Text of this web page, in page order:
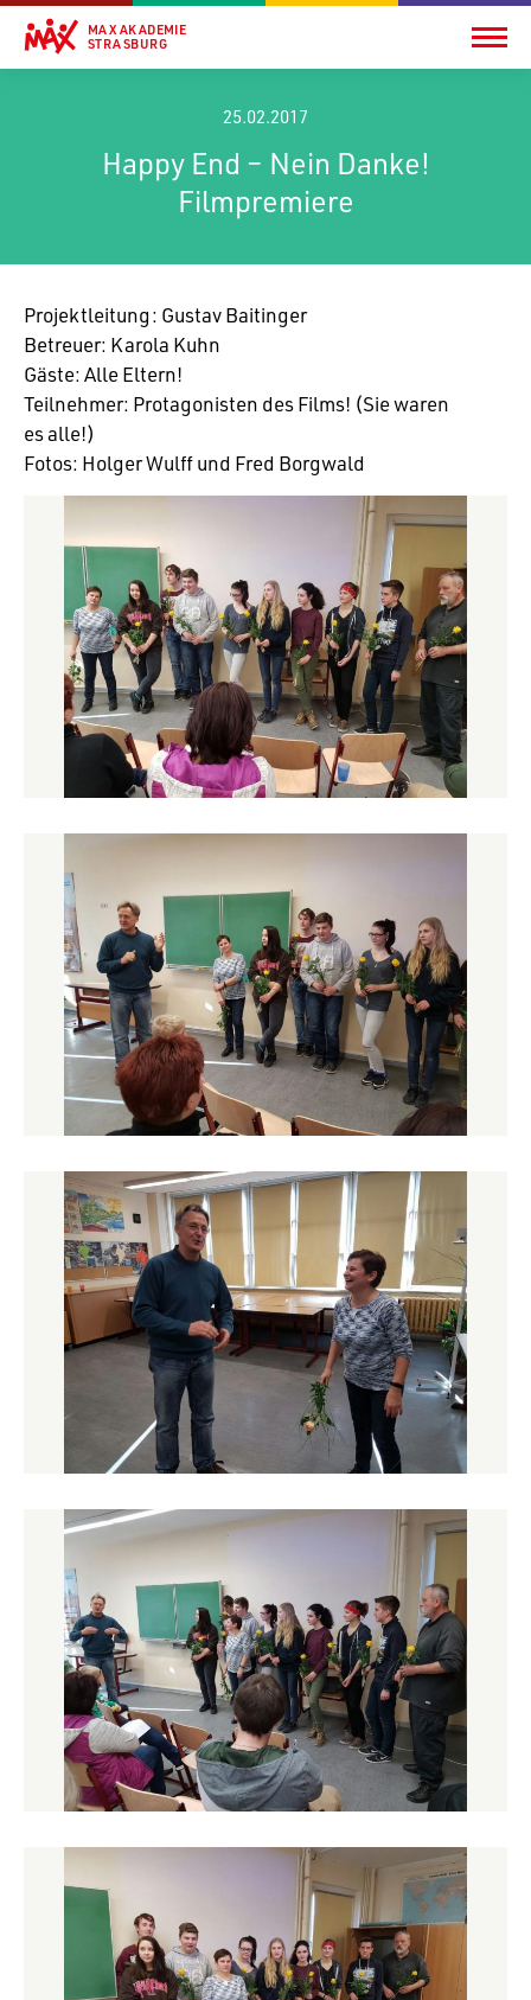
MAX AKADEMIE
STRASBURG
25.02.2017
Happy End – Nein Danke!
Filmpremiere
Projekt­lei­tung: Gustav Baitinger
Betreuer: Karola Kuhn
Gäste: Alle Eltern!
Teil­nehmer: Prot­ago­nisten des Films! (Sie waren
es alle!)
Fotos: Holger Wulff und Fred Borgwald